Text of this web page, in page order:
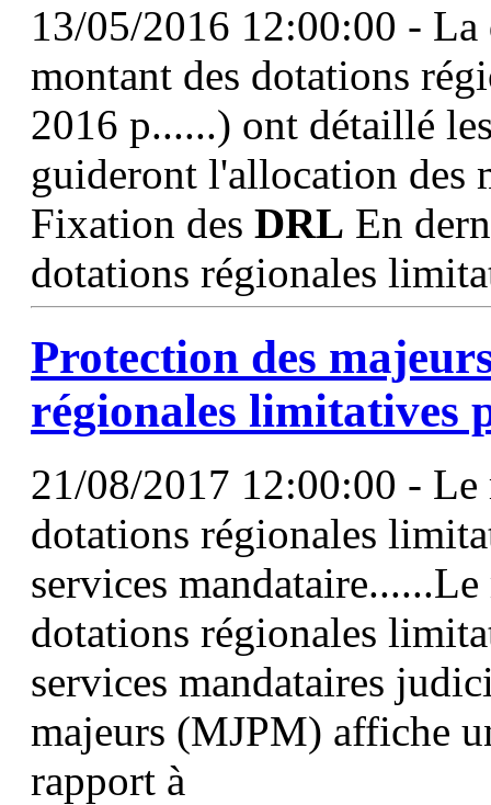
13/05/2016 12:00:00 -
montant des dotations
2016 p......) ont détaillé
guideront l'allocation des
Fixation des DRL En
dotations régionales
Protection des
régionales limitatives
21/08/2017 12:00:00 -
dotations régionales
services
dotations régionales
services mandataires
majeurs (MJPM) affiche
rapport à